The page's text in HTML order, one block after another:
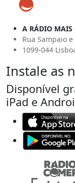
A RÁDIO MAIS
Rua Sampaio
1099-044
Instale as
Disponível
iPad e